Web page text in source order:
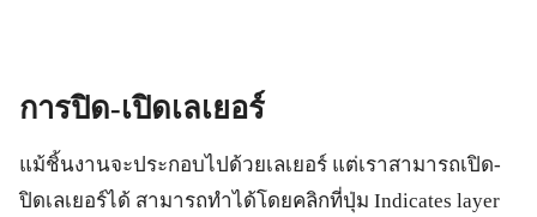
การปิด-เปิดเลเยอร์
แม้ชิ้นงานจะประกอบไปด้วยเลเยอร์ แต่เราสามารถเปิด-
ปิดเลเยอร์ได้ สามารถทำได้โดยคลิกที่ปุ่ม Indicates layer